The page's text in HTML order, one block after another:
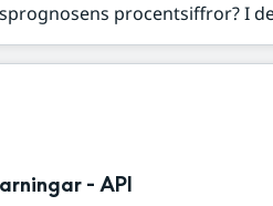
procentsiffror? I
- API